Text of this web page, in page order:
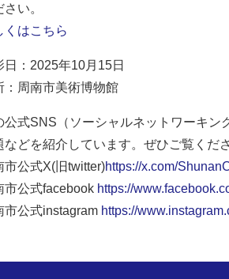
さい。​
くはこちら
日：2025年10月15日
：周南市美術博物館
公式SNS（ソーシャルネットワーキン
などを紹介しています。ぜひご覧くだ
市公式X(旧twitter)https://x.com/
市公式facebook https://
市公式instagram https://